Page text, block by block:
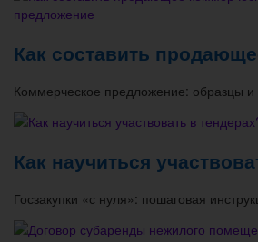
Как составить
Коммерческое предложение: образцы
Как научиться
Госзакупки «с нуля»: пошаговая